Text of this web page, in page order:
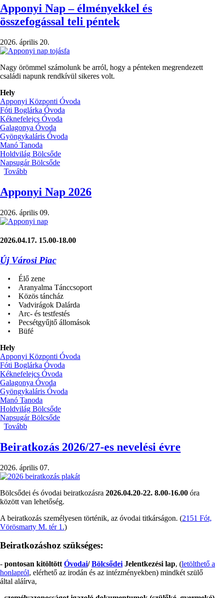
Apponyi Nap – élményekkel és
összefogással teli péntek
2026. április 20.
Nagy örömmel számolunk be arról, hogy a pénteken megrendezett
családi napunk rendkívül sikeres volt.
Hely
Apponyi Központi Óvoda
Fóti Boglárka Óvoda
Kéknefelejcs Óvoda
Galagonya Óvoda
Gyöngykaláris Óvoda
Manó Tanoda
Holdvilág Bölcsőde
Napsugár Bölcsőde
Tovább
–
élményekkel
összefogással
teli
Apponyi Nap 2026
2026. április 09.
2026.04.17. 15.00-18.00
Új Városi Piac
• Élő zene
• Aranyalma Tánccsoport
• Közös táncház
• Vadvirágok Dalárda
• Arc- és testfestés
• Pecsétgyűjtő állomások
• Büfé
Hely
Apponyi Központi Óvoda
Fóti Boglárka Óvoda
Kéknefelejcs Óvoda
Galagonya Óvoda
Gyöngykaláris Óvoda
Manó Tanoda
Holdvilág Bölcsőde
Napsugár Bölcsőde
Tovább
2026)
Beiratkozás 2026/27-es nevelési évre
2026. április 07.
Bölcsődei és óvodai beiratkozásra 2026.04.20-22. 8.00-16.00 óra
között van lehetőség.
A beiratkozás személyesen történik, az óvodai titkárságon. (2151 Fót,
Vörösmarty M. tér 1.)
Beiratkozáshoz szükséges:
- pontosan kitöltött Óvodai/Bölcsődei Jelentkezési lap, (letölthető a
honlapról, elérhető az irodán és az intézményekben) mindkét szülő
által aláírva,